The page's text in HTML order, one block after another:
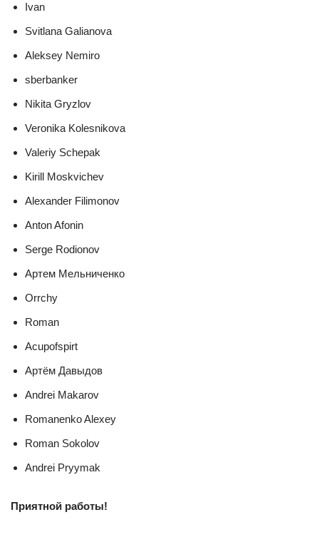
Ivan
Svitlana Galianova
Aleksey Nemiro
sberbanker
Nikita Gryzlov
Veronika Kolesnikova
Valeriy Schepak
Kirill Moskvichev
Alexander Filimonov
Anton Afonin
Serge Rodionov
Артем Мельниченко
Orrchy
Roman
Acupofspirt
Артём Давыдов
Andrei Makarov
Romanenko Alexey
Roman Sokolov
Andrei Pryymak
Приятной работы!